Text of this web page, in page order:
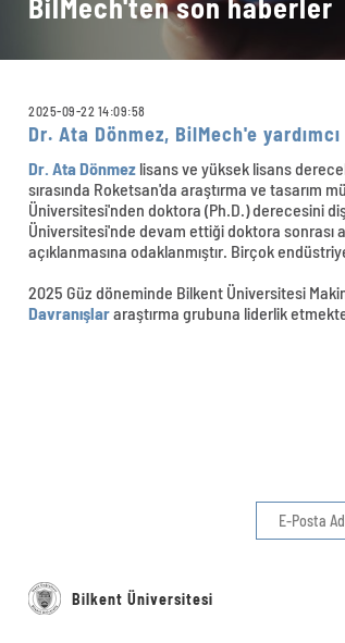
BilMech'ten son haberler
2025-09-22 14:09:58
Dr. Ata Dönmez, BilMech'e
Dr. Ata Dönmez lisans ve yüksek lisans
sırasında Roketsan'da araştırma ve tasarım
Üniversitesi'nden doktora (Ph.D.) derecesini
Üniversitesi'nde devam ettiği doktora sonrası
açıklanmasına odaklanmıştır. Birçok
2025 Güz döneminde Bilkent Üniversitesi
Davranışlararaştırma grubuna liderlik
Bilkent Üniversitesi